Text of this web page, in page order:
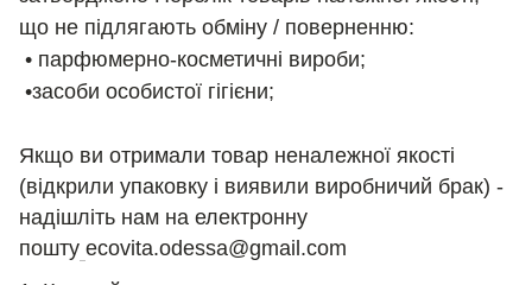
що не підлягають обміну / поверненню:
• парфюмерно-косметичні вироби;
•засоби особистої гігієни;
Якщо ви отримали товар неналежної якості
(відкрили упаковку і виявили виробничий брак) -
надішліть нам на електронну
пошту ecovita.odessa@gmail.com